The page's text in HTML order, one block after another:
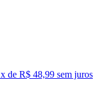
x de R$ 48,99 sem juros